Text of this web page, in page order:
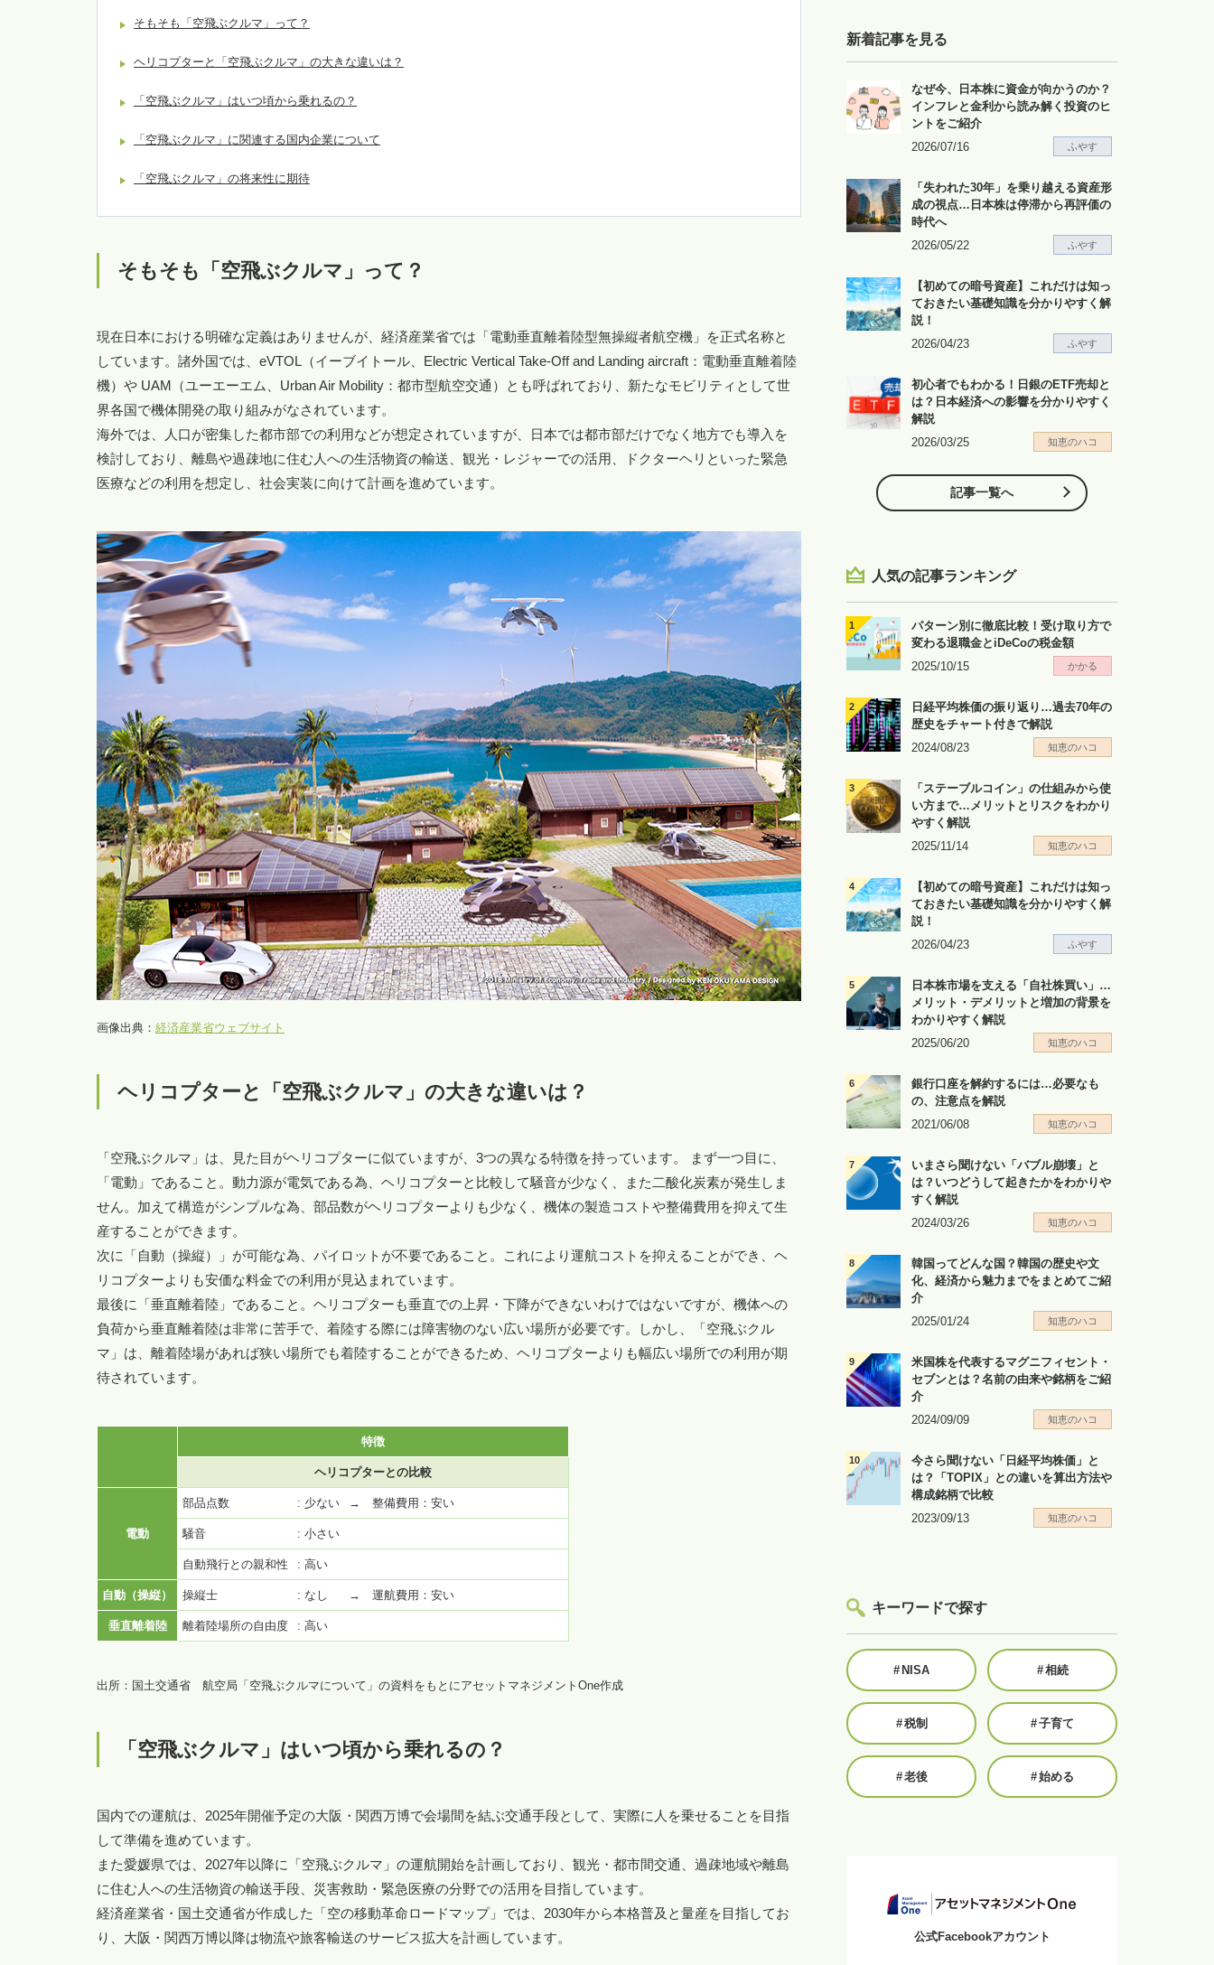
そもそも「空飛ぶクルマ」って？
ヘリコプターと「空飛ぶクルマ」の大きな違いは？
「空飛ぶクルマ」はいつ頃から乗れるの？
「空飛ぶクルマ」に関連する国内企業について
「空飛ぶクルマ」の将来性に期待
そもそも「空飛ぶクルマ」って？
現在日本における明確な定義はありませんが、経済産業省では「電動垂直離着陸型無操縦者航空機」を正式名称と
しています。諸外国では、eVTOL（イーブイトール、Electric Vertical Take-Off and Landing aircraft：電動垂直離着陸
機）や UAM（ユーエーエム、Urban Air Mobility：都市型航空交通）とも呼ばれており、新たなモビリティとして世
界各国で機体開発の取り組みがなされています。
海外では、人口が密集した都市部での利用などが想定されていますが、日本では都市部だけでなく地方でも導入を
検討しており、離島や過疎地に住む人への生活物資の輸送、観光・レジャーでの活用、ドクターヘリといった緊急
医療などの利用を想定し、社会実装に向けて計画を進めています。
画像出典： 経済産業省ウェブサイト
ヘリコプターと「空飛ぶクルマ」の大きな違いは？
「空飛ぶクルマ」は、見た目がヘリコプターに似ていますが、3つの異なる特徴を持っています。 まず一つ目に、
「電動」であること。動力源が電気である為、ヘリコプターと比較して騒音が少なく、また二酸化炭素が発生しま
せん。加えて構造がシンプルな為、部品数がヘリコプターよりも少なく、機体の製造コストや整備費用を抑えて生
産することができます。
次に「自動（操縦）」が可能な為、パイロットが不要であること。これにより運航コストを抑えることができ、ヘ
リコプターよりも安価な料金での利用が見込まれています。
最後に「垂直離着陸」であること。ヘリコプターも垂直での上昇・下降ができないわけではないですが、機体への
負荷から垂直離着陸は非常に苦手で、着陸する際には障害物のない広い場所が必要です。しかし、「空飛ぶクル
マ」は、離着陸場があれば狭い場所でも着陸することができるため、ヘリコプターよりも幅広い場所での利用が期
待されています。
特徴
ヘリコプターとの比較
電動
部品点数 : 少ない → 整備費用：安い
騒音 : 小さい
自動飛行との親和性 : 高い
自動（操縦） 操縦士 : なし → 運航費用：安い
垂直離着陸 離着陸場所の自由度 : 高い
出所：国土交通省 航空局「空飛ぶクルマについて」の資料をもとにアセットマネジメントOne作成
「空飛ぶクルマ」はいつ頃から乗れるの？
国内での運航は、2025年開催予定の大阪・関西万博で会場間を結ぶ交通手段として、実際に人を乗せることを目指
して準備を進めています。
また愛媛県では、2027年以降に「空飛ぶクルマ」の運航開始を計画しており、観光・都市間交通、過疎地域や離島
に住む人への生活物資の輸送手段、災害救助・緊急医療の分野での活用を目指しています。
経済産業省・国土交通省が作成した「空の移動革命ロードマップ」では、2030年から本格普及と量産を目指してお
り、大阪・関西万博以降は物流や旅客輸送のサービス拡大を計画しています。
新着記事を見る
なぜ今、日本株に資金が向かうのか？
インフレと金利から読み解く投資のヒ
ントをご紹介
2026/07/16
ふやす
「失われた30年」を乗り越える資産形
成の視点…日本株は停滞から再評価の
時代へ
2026/05/22
ふやす
【初めての暗号資産】これだけは知っ
ておきたい基礎知識を分かりやすく解
説！
2026/04/23
ふやす
初心者でもわかる！日銀のETF売却と
は？日本経済への影響を分かりやすく
解説
2026/03/25
知恵のハコ
記事一覧へ
人気の記事ランキング
パターン別に徹底比較！受け取り方で
変わる退職金とiDeCoの税金額
2025/10/15
かかる
日経平均株価の振り返り…過去70年の
歴史をチャート付きで解説
2024/08/23
知恵のハコ
「ステーブルコイン」の仕組みから使
い方まで…メリットとリスクをわかり
やすく解説
2025/11/14
知恵のハコ
【初めての暗号資産】これだけは知っ
ておきたい基礎知識を分かりやすく解
説！
2026/04/23
ふやす
日本株市場を支える「自社株買い」…
メリット・デメリットと増加の背景を
わかりやすく解説
2025/06/20
知恵のハコ
銀行口座を解約するには…必要なも
の、注意点を解説
2021/06/08
知恵のハコ
いまさら聞けない「バブル崩壊」と
は？いつどうして起きたかをわかりや
すく解説
2024/03/26
知恵のハコ
韓国ってどんな国？韓国の歴史や文
化、経済から魅力までをまとめてご紹
介
2025/01/24
知恵のハコ
米国株を代表するマグニフィセント・
セブンとは？名前の由来や銘柄をご紹
介
2024/09/09
知恵のハコ
今さら聞けない「日経平均株価」と
は？「TOPIX」との違いを算出方法や
構成銘柄で比較
2023/09/13
知恵のハコ
キーワードで探す
# NISA #相続
#税制 #子育て
#老後 #始める
公式Facebookアカウント